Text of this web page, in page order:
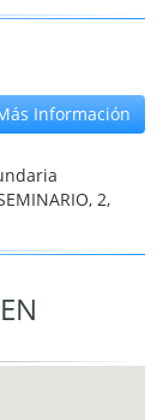
Información
2,